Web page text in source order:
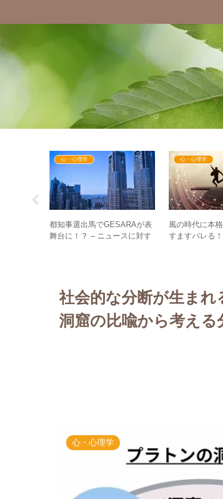
心・心理学
都知事選出馬でGESARAが表
舞台に！？ – ニュースに対す
心・心理学
風の時代に本
すますバレる
社会的な分断が生ま
洞窟の比喩から考える
心・心理学